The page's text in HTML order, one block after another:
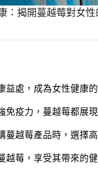
：揭開蔓越莓對女
益處，成為女性健康
疫力，蔓越莓都展
蔓越莓產品時，選擇
莓，享受其帶來的健